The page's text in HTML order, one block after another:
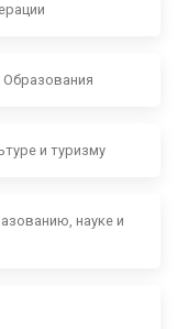
и туризму
науке и